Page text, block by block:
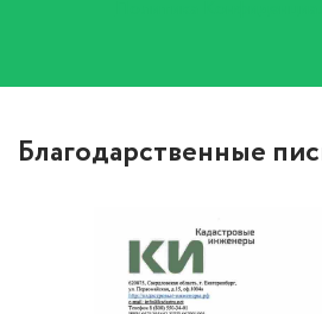
Благодарственные